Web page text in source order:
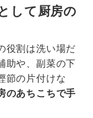
して厨房の
役割は洗い場だ
助や、副菜の下
節の片付けな
のあちこちで手